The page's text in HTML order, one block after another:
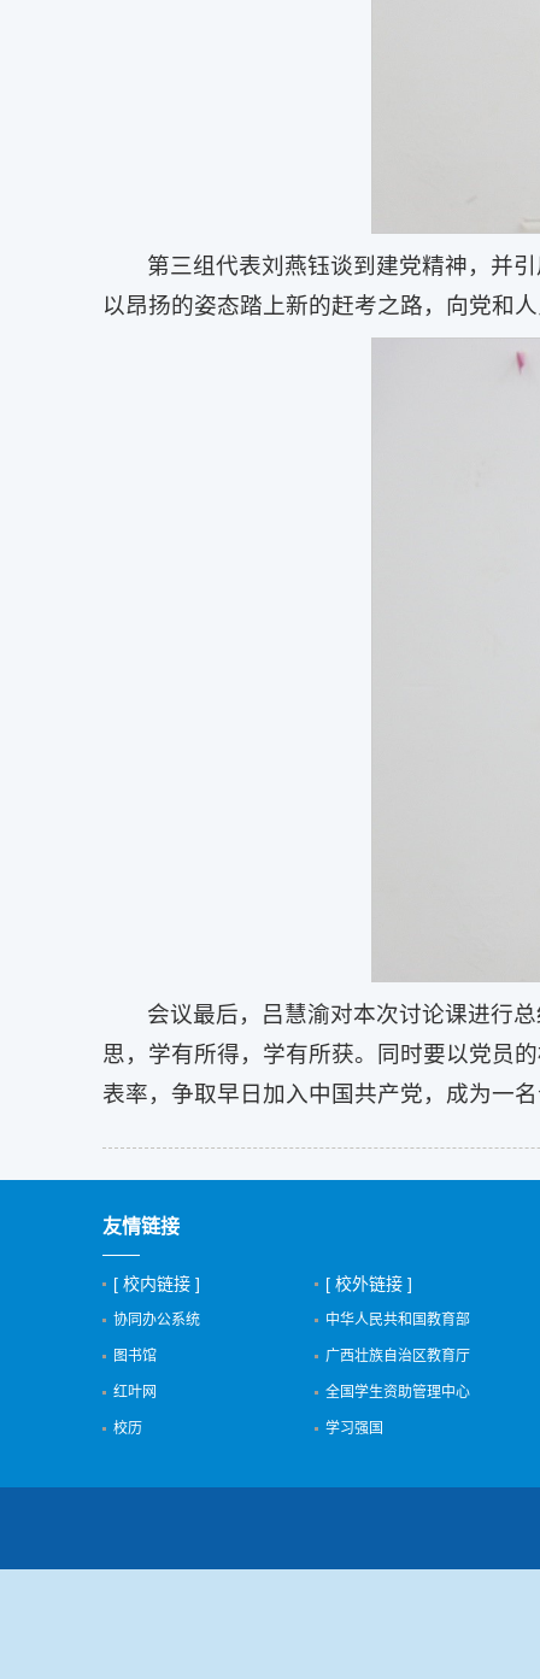
第三组代表刘燕钰谈到建党精神，并
以昂扬的姿态踏上新的赶考之路，向党和
会议最后，吕慧渝对本次讨论课进行
思，学有所得，学有所获。同时要以党员
表率，争取早日加入中国共产党，成为一
友情链接
[ 校内链接 ]
协同办公系统
图书馆
红叶网
校历
[ 校外链接 ]
中华人民共和国教育部
广西壮族自治区教育厅
全国学生资助管理中心
学习强国